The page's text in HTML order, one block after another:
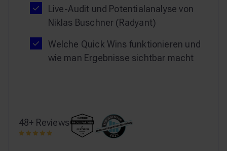
Live-Audit und Potentialanalyse von
Niklas Buschner (Radyant)
Welche Quick Wins funktionieren und
wie man Ergebnisse sichtbar macht
48+ Reviews